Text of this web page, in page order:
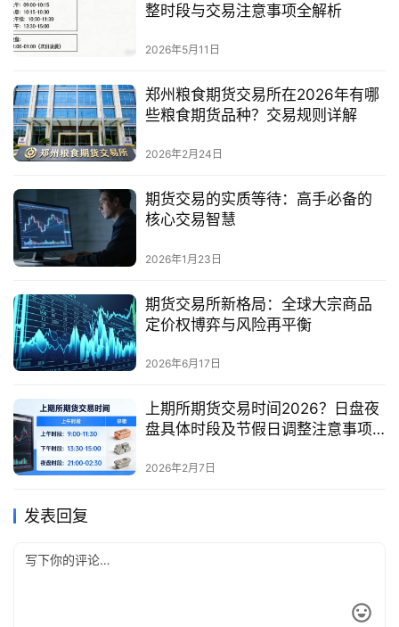
整时段与交易注意事项全解析
2026年5月11日
郑州粮食期货交易所在2026年有哪
些粮食期货品种？交易规则详解
2026年2月24日
期货交易的实质等待：高手必备的
核心交易智慧
2026年1月23日
期货交易所新格局：全球大宗商品
定价权博弈与风险再平衡
2026年6月17日
上期所期货交易时间2026？日盘夜
盘具体时段及节假日调整注意事项
2026年2月7日
发表回复